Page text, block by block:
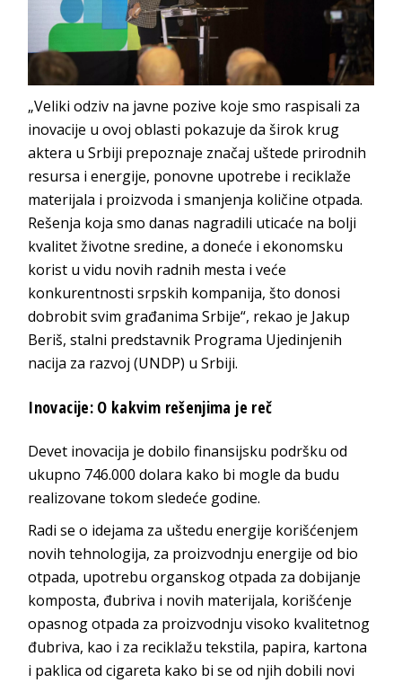
„Veliki odziv na javne pozive koje smo raspisali za
inovacije u ovoj oblasti pokazuje da širok krug
aktera u Srbiji prepoznaje značaj uštede prirodnih
resursa i energije, ponovne upotrebe i reciklaže
materijala i proizvoda i smanjenja količine otpada.
Rešenja koja smo danas nagradili uticaće na bolji
kvalitet životne sredine, a doneće i ekonomsku
korist u vidu novih radnih mesta i veće
konkurentnosti srpskih kompanija, što donosi
dobrobit svim građanima Srbije“, rekao je Jakup
Beriš, stalni predstavnik Programa Ujedinjenih
nacija za razvoj (UNDP) u Srbiji.
Inovacije: O kakvim rešenjima je reč
Devet inovacija je dobilo finansijsku podršku od
ukupno 746.000 dolara kako bi mogle da budu
realizovane tokom sledeće godine.
Radi se o idejama za uštedu energije korišćenjem
novih tehnologija, za proizvodnju energije od bio
otpada, upotrebu organskog otpada za dobijanje
komposta, đubriva i novih materijala, korišćenje
opasnog otpada za proizvodnju visoko kvalitetnog
đubriva, kao i za reciklažu tekstila, papira, kartona
i paklica od cigareta kako bi se od njih dobili novi